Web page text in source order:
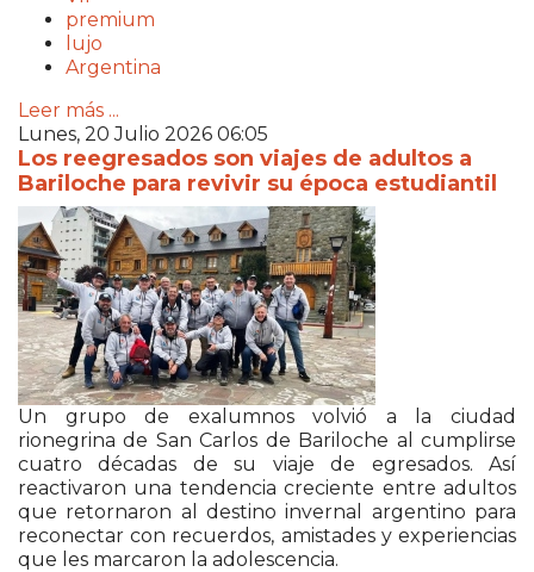
premium
lujo
Argentina
Leer más ...
Lunes, 20 Julio 2026 06:05
Los reegresados son viajes de adultos a
Bariloche para revivir su época estudiantil
Un grupo de exalumnos volvió a la ciudad
rionegrina de San Carlos de Bariloche al cumplirse
cuatro décadas de su viaje de egresados. Así
reactivaron una tendencia creciente entre adultos
que retornaron al destino invernal argentino para
reconectar con recuerdos, amistades y experiencias
que les marcaron la adolescencia.